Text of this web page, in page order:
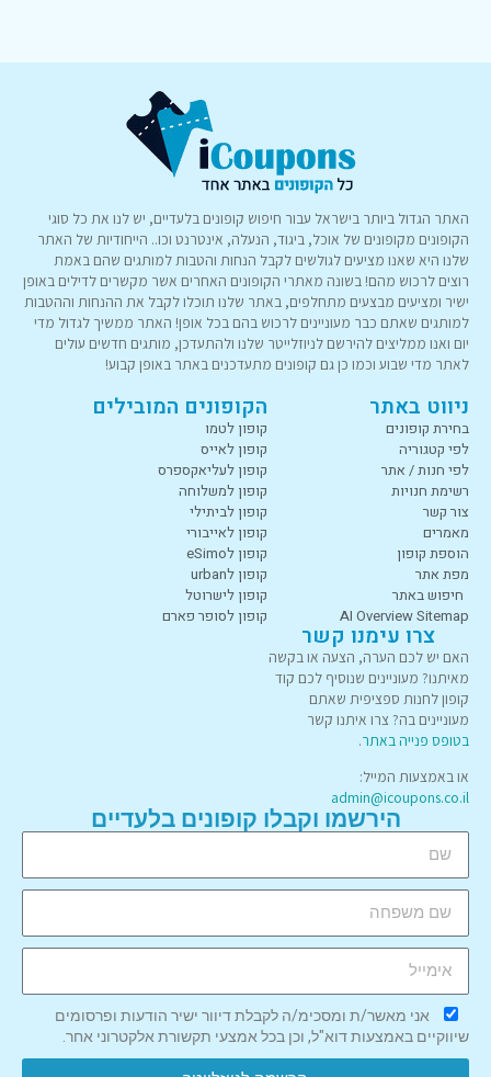
האתר הגדול ביותר בישראל עבור חיפוש קופונים בלעדיים, יש לנו את כל סוגי
הקופונים מקופונים של אוכל, ביגוד, הנעלה, אינטרנט וכו.. הייחודיות של האתר
שלנו היא שאנו מציעים לגולשים לקבל הנחות והטבות למותגים שהם באמת
רוצים לרכוש מהם! בשונה מאתרי הקופונים האחרים אשר מקשרים לדילים באופן
ישיר ומציעים מבצעים מתחלפים, באתר שלנו תוכלו לקבל את ההנחות וההטבות
למותגים שאתם כבר מעוניינים לרכוש בהם בכל אופן! האתר ממשיך לגדול מדי
יום ואנו ממליצים להירשם לניוזלייטר שלנו ולהתעדכן, מותגים חדשים עולים
לאתר מדי שבוע וכמו כן גם קופונים מתעדכנים באתר באופן קבוע!
ניווט באתר
בחירת קופונים
לפי קטגוריה
לפי חנות / אתר
רשימת חנויות
צור קשר
מאמרים
הוספת קופון
מפת אתר
חיפוש באתר
AI Overview Sitemap
הקופונים המובילים
קופון לטמו
קופון לאייס
קופון לעליאקספרס
קופון למשלוחה
קופון לביתילי
קופון לאייבורי
קופון לeSimo
קופון לurban
קופון לישרוטל
קופון לסופר פארם
צרו עימנו קשר
האם יש לכם הערה, הצעה או בקשה
מאיתנו? מעוניינים שנוסיף לכם קוד
קופון לחנות ספציפית שאתם
מעוניינים בה? צרו איתנו קשר
בטופס פנייה באתר.
או באמצעות המייל:
admin@icoupons.co.il
הירשמו וקבלו קופונים בלעדיים
אני מאשר/ת ומסכימ/ה לקבלת דיוור ישיר הודעות ופרסומים
שיווקיים באמצעות דוא"ל, וכן בכל אמצעי תקשורת אלקטרוני אחר.